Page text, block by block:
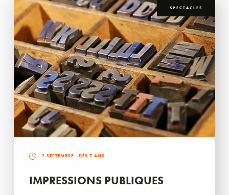
SPECTACLES
2 SEPTEMBRE - DÈS 7 ANS
IMPRESSIONS PUBLIQUES